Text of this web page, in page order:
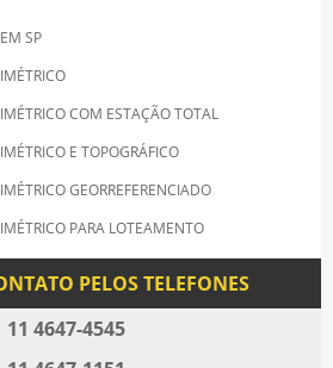
SP
COM ESTAÇÃO TOTAL
E TOPOGRÁFICO
GEORREFERENCIADO
PARA LOTEAMENTO
COM GPS
SP
PELOS TELEFONES
11 4647-4545